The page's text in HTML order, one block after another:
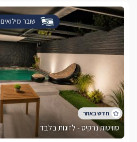
שובר מילואים
סוויטות נרקיס - לזוגות בלבד